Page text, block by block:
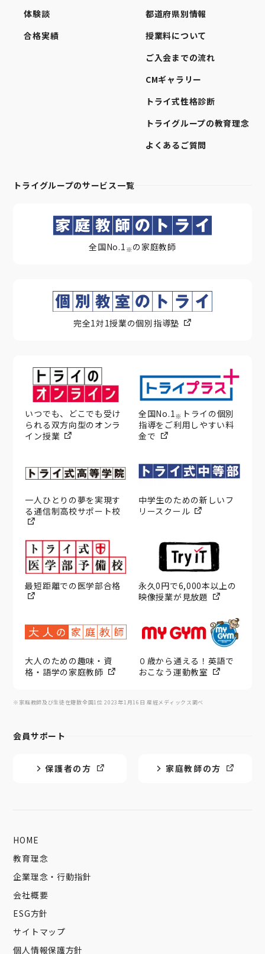
体験談
合格実績
都道府県別情報
授業料について
ご入会までの流れ
CMギャラリー
トライ式性格診断
トライグループの教育理念
よくあるご質問
トライグループのサービス一覧
全国No.1 ※ の家庭教師
完全1対1授業の個別指導塾
いつでも、どこでも受け
られる双方向型のオンラ
イン授業
全国No.1※ トライの個別
指導をご利用しやすい料
金で
一人ひとりの夢を実現す
る通信制高校サポート校
中学生のための新しいフ
リースクール
最短距離での医学部合格
永久0円で6,000本以上の
映像授業が見放題
大人のための趣味・資
格・語学の家庭教師
０歳から通える！英語で
おこなう運動教室
※家庭教師及び生徒在籍数全国1位 2023年1月16日 産經メディックス調べ
会員サポート
保護者の方 家庭教師の方
HOME
教育理念
企業理念・行動指針
会社概要
ESG方針
サイトマップ
個人情報保護方針